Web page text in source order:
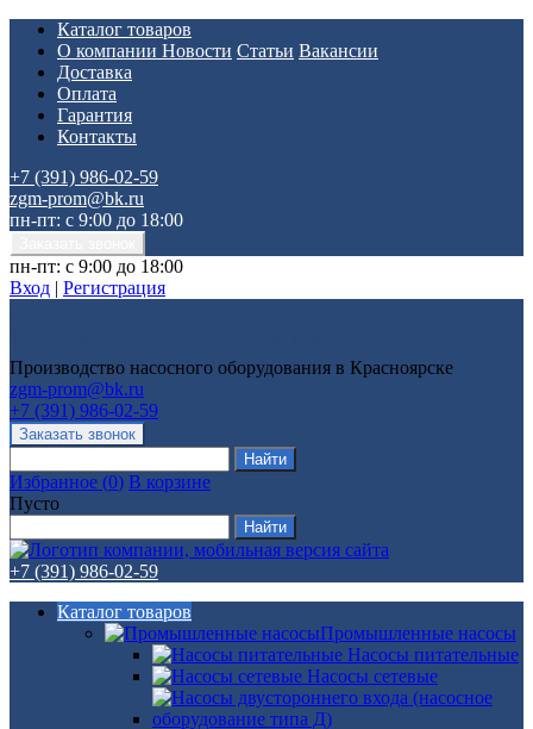
Каталог товаров
О компании Новости Статьи Вакансии
Доставка
Оплата
Гарантия
Контакты
+7 (391) 986-02-59
zgm-prom@bk.ru
пн-пт: с 9:00 до 18:00
пн-пт: с 9:00 до 18:00
Вход | Регистрация
Производство насосного оборудования в Красноярске
zgm-prom@bk.ru
+7 (391) 986-02-59
Избранное (0) В корзине
Пусто
+7 (391) 986-02-59
Каталог товаров
Промышленные насосы
Насосы питательные
Насосы сетевые